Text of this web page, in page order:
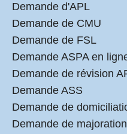
Demande d'APL
Demande de CMU
Demande de FSL
Demande ASPA en
Demande de révision
Demande ASS
Demande de
Demande de